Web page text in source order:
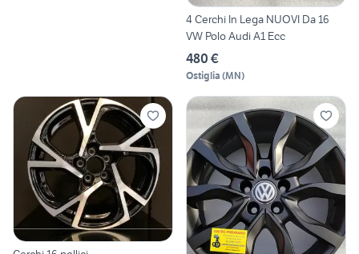
4 Cerchi In Lega NUOVI Da 16
VW Polo Audi A1 Ecc
480 €
Ostiglia (MN)